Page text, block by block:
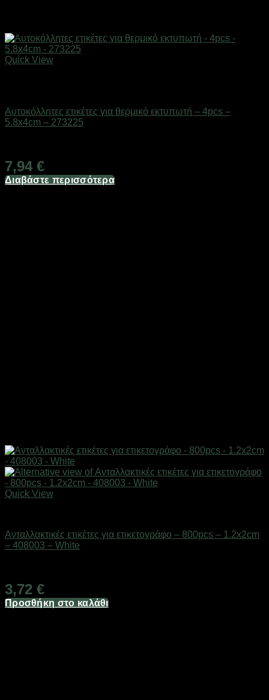
Quick View
Αυτοκόλλητες ετικέτες για θερμικό εκτυπωτή – 4pcs –
5.8x4cm – 273225
7,94 €
Διαβάστε περισσότερα
Quick View
Ανταλλακτικές ετικέτες για ετικετογράφο – 800pcs – 1.2x2cm
– 408003 – White
3,72 €
Προσθήκη στο καλάθι